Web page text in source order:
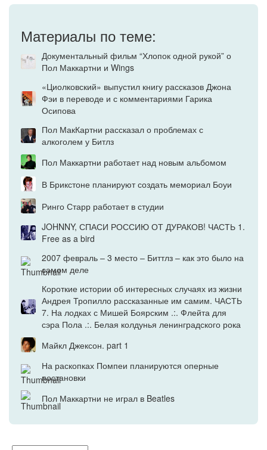
Материалы по теме:
Документальный фильм “Хлопок одной рукой” о
Пол Маккартни и Wings
«Циолковский» выпустил книгу рассказов Джона
Фэи в переводе и с комментариями Гарика
Осипова
Пол МакКартни рассказал о проблемах с
алкоголем у Битлз
Пол Маккартни работает над новым альбомом
В Брикстоне планируют создать мемориал Боуи
Ринго Старр работает в студии
JOHNNY, СПАСИ РОССИЮ ОТ ДУРАКОВ! ЧАСТЬ 1.
Free as a bird
2007 февраль – 3 место – Биттлз – как это было на
самом деле
Короткие истории об интересных случаях из жизни
Андрея Тропилло рассказанные им самим. ЧАСТЬ
7. На лодках с Мишей Боярским .:. Флейта для
сэра Пола .:. Белая колдунья ленинградского рока
Майкл Джексон. part 1
На раскопках Помпеи планируются оперные
постановки
Пол Маккартни не играл в Beatles